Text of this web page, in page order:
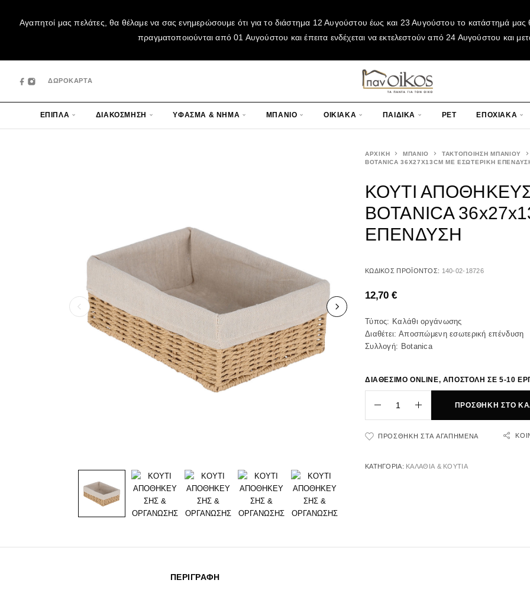
Αγαπητοί μας πελάτες, θα θέλαμε να σας ενημερώσουμε ότι για το διάστημα 12 Αυγούστου έως και 23 Αυγούστου το κατάστημά μας
πραγματοποιούνται από 01 Αυγούστου και έπειτα ενδέχεται να εκτελεστούν από 24 Αυγούστου και
ΔΩΡΟΚΑΡΤΑ
ΕΠΙΠΛΑ ΔΙΑΚΟΣΜΗΣΗ ΥΦΑΣΜΑ & ΝΗΜΑ ΜΠΑΝΙΟ ΟΙΚΙΑΚΑ ΠΑΙΔΙΚΑ PET ΕΠΟΧΙΑΚΑ
ΑΡΧΙΚΉ ΜΠΑΝΙΟ ΤΑΚΤΟΠΟΙΗΣΗ ΜΠΑΝΙΟΥ
BOTANICA 36X27X13CM ΜΕ ΕΣΩΤΕΡΙΚΗ
ΚΟΥΤΙ
BOTANICA
ΕΠΕΝΔΥΣΗ
ΚΩΔΙΚΌΣ ΠΡΟΪΌΝΤΟΣ: 140-02-18726
12,70 €
Τύπος: Καλάθι οργάνωσης
Διαθέτει: Αποσπώμενη εσωτερική επένδυση
Συλλογή: Botanica
ΔΙΑΘΕΣΙΜΟ ONLINE, ΑΠΟΣΤΟΛΗ ΣΕ 5-10
ΠΡΟΣΘΉΚΗ ΣΤΟ
ΠΡΟΣΘΉΚΗ ΣΤΑ ΑΓΑΠΗΜΈΝΑ
ΚΑΤΗΓΟΡΊΑ: ΚΑΛΑΘΙΑ & ΚΟΥΤΙΑ
ΠΕΡΙΓΡΑΦΉ